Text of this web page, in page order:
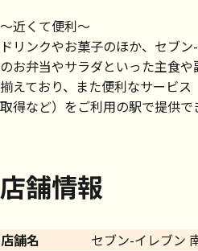
～近くて便利～
ドリンクやお菓子のほか、セブ
のお弁当やサラダといった主食
揃えており、また便利なサービ
取得など）をご利用の駅で提供で
店舗情報
店舗名
セブン-イレブン